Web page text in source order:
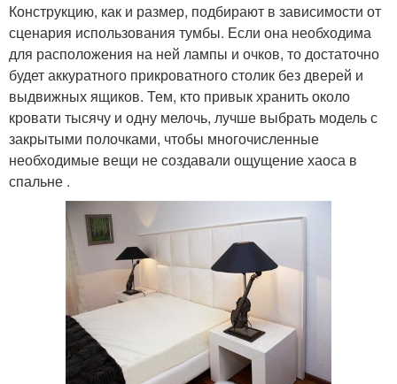
Конструкцию, как и размер, подбирают в зависимости от
сценария использования тумбы. Если она необходима
для расположения на ней лампы и очков, то достаточно
будет аккуратного прикроватного столик без дверей и
выдвижных ящиков. Тем, кто привык хранить около
кровати тысячу и одну мелочь, лучше выбрать модель с
закрытыми полочками, чтобы многочисленные
необходимые вещи не создавали ощущение хаоса в
спальне .